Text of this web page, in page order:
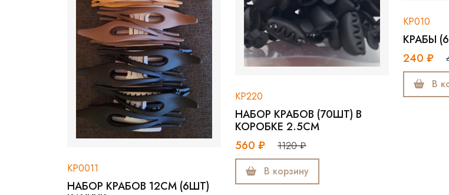
НАБОР КРАБОВ 12СМ (6ШТ)
КР220
НАБОР КРАБОВ (70ШТ) В
КОРОБКЕ 2.5СМ
1120 ₽
В корзину
КР010
КРАБЫ (6ШТ.7.5СМ)
240 ₽
480 ₽
В корзину